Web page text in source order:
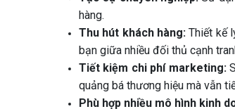
hàng.
Thu hút khách hàng: Thiết kế
bạn giữa nhiều đối thủ cạnh
Tiết kiệm chi phí marketing:
quảng bá thương hiệu mà vẫn
Phù hợp nhiều mô hình kinh